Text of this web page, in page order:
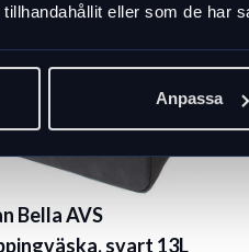
eller som de har
Anpassa
Bella AVS
svart 13L